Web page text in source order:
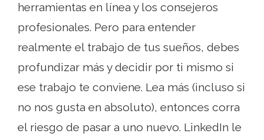
herramientas en línea y los consejeros
profesionales. Pero para entender
realmente el trabajo de tus sueños, debes
profundizar más y decidir por ti mismo si
ese trabajo te conviene. Lea más (incluso si
no nos gusta en absoluto), entonces corra
el riesgo de pasar a uno nuevo. LinkedIn le